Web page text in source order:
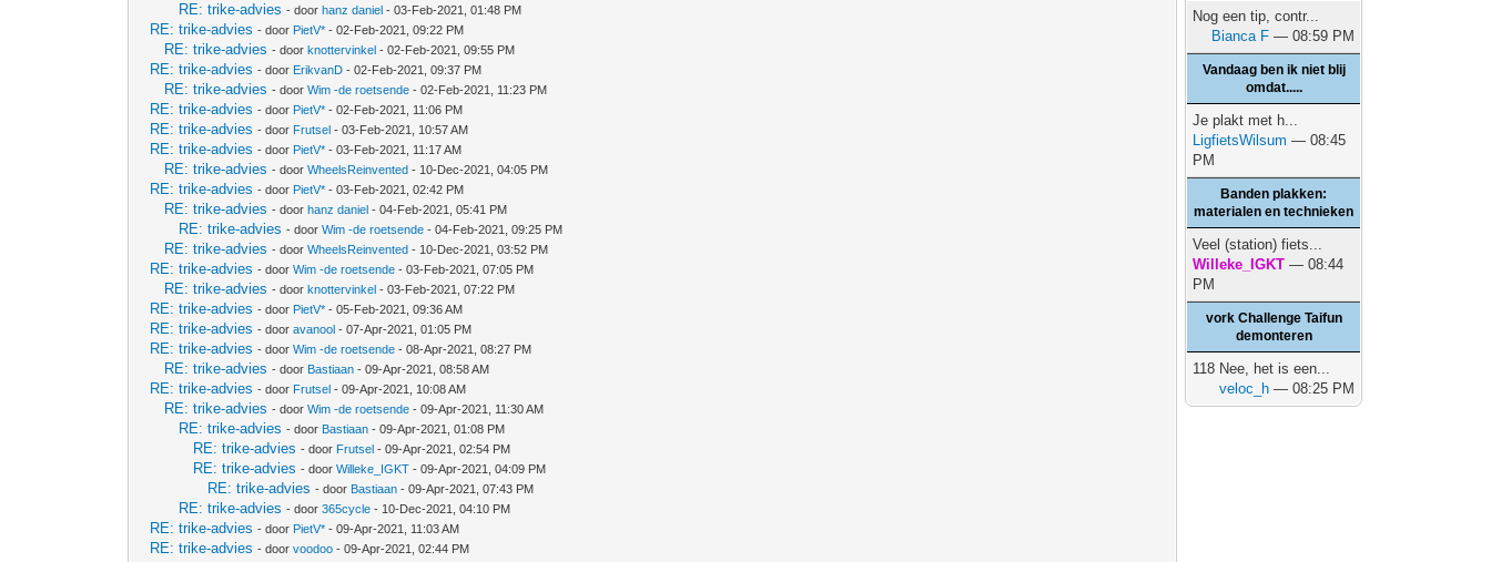
RE: trike-advies - doorhanz daniel - 03-Feb-2021, 01:48 PM
RE: trike-advies - door PietV* - 02-Feb-2021, 09:22 PM
RE: trike-advies - doorknottervinkel - 02-Feb-2021, 09:55 PM
RE: trike-advies - door ErikvanD - 02-Feb-2021, 09:37 PM
RE: trike-advies - doorWim -de roetsende - 02-Feb-2021, 11:23 PM
RE: trike-advies - door PietV* - 02-Feb-2021, 11:06 PM
RE: trike-advies - door Frutsel - 03-Feb-2021, 10:57 AM
RE: trike-advies - door PietV* - 03-Feb-2021, 11:17 AM
RE: trike-advies - doorWheelsReinvented - 10-Dec-2021, 04:05 PM
RE: trike-advies - door PietV* - 03-Feb-2021, 02:42 PM
RE: trike-advies - doorhanz daniel - 04-Feb-2021, 05:41 PM
RE: trike-advies - doorWim -de roetsende - 04-Feb-2021, 09:25 PM
RE: trike-advies - doorWheelsReinvented - 10-Dec-2021, 03:52 PM
RE: trike-advies - doorWim -de roetsende - 03-Feb-2021, 07:05 PM
RE: trike-advies - doorknottervinkel - 03-Feb-2021, 07:22 PM
RE: trike-advies - door PietV* - 05-Feb-2021, 09:36 AM
RE: trike-advies - dooravanool - 07-Apr-2021, 01:05 PM
RE: trike-advies - doorWim -de roetsende - 08-Apr-2021, 08:27 PM
RE: trike-advies - door Bastiaan - 09-Apr-2021, 08:58 AM
RE: trike-advies - door Frutsel - 09-Apr-2021, 10:08 AM
RE: trike-advies - doorWim -de roetsende - 09-Apr-2021, 11:30 AM
RE: trike-advies - door Bastiaan - 09-Apr-2021, 01:08 PM
RE: trike-advies - door Frutsel - 09-Apr-2021, 02:54 PM
RE: trike-advies - doorWilleke_IGKT - 09-Apr-2021, 04:09 PM
RE: trike-advies - door Bastiaan - 09-Apr-2021, 07:43 PM
RE: trike-advies - door365cycle - 10-Dec-2021, 04:10 PM
RE: trike-advies - door PietV* - 09-Apr-2021, 11:03 AM
RE: trike-advies - doorvoodoo - 09-Apr-2021, 02:44 PM
Nog een tip, contr...
Bianca F — 08:59 PM
Vandaag ben ik niet blij
omdat.....
Je plakt met h...
LigfietsWilsum — 08:45
PM
Banden plakken:
materialen en technieken
Veel (station) fiets...
Willeke_IGKT — 08:44
PM
vork Challenge Taifun
demonteren
118 Nee, het is een...
veloc_h — 08:25 PM